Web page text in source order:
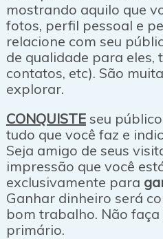
mostrando aquilo que
fotos, perfil pessoal e
relacione com seu
de qualidade para eles,
contatos, etc). São
explorar.
CONQUISTEseu
tudo que você faz e
Seja amigo de seus
impressão que você
exclusivamente para
Ganhar dinheiro será
bom trabalho. Não
primário.